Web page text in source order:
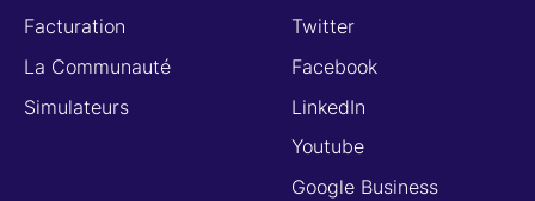
Facturation
La Communauté
Simulateurs
Twitter
Facebook
LinkedIn
Youtube
Google Business